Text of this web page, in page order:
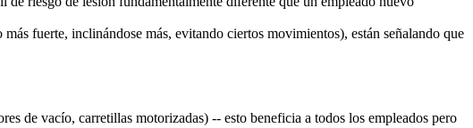
fuerte, inclinándose más, evitando ciertos movimientos), están señalando que
de vacío, carretillas motorizadas) -- esto beneficia a todos los empleados pero